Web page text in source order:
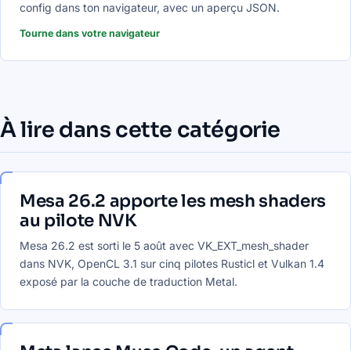
config dans ton navigateur, avec un aperçu JSON.
Tourne dans votre navigateur
À lire dans cette catégorie
Mesa 26.2 apporte les mesh shaders
au pilote NVK
Mesa 26.2 est sorti le 5 août avec VK_EXT_mesh_shader
dans NVK, OpenCL 3.1 sur cinq pilotes Rusticl et Vulkan 1.4
exposé par la couche de traduction Metal.